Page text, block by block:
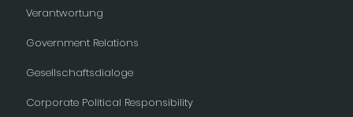
Verantwortung
Government Relations
Gesellschaftsdialoge
Corporate Political Responsibility